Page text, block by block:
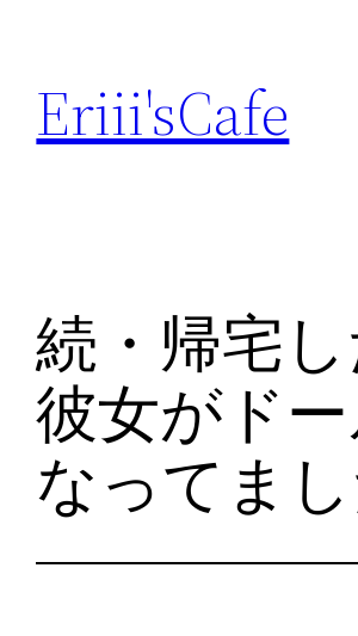
Eriii'sCafe
続・帰宅
彼女がド
なってま